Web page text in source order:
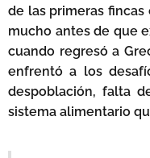
de las primeras
mucho antes de que
cuando regresó a
enfrentó a los
despoblación, falta
sistema alimentario